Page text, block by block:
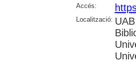
Accés:
Localització: